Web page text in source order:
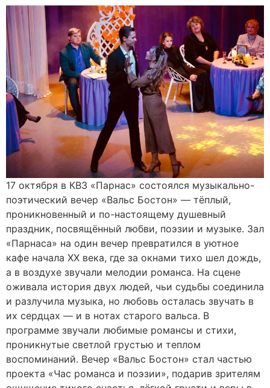
17 октября в КВЗ «Парнас» состоялся музыкально-
поэтический вечер «Вальс Бостон» — тёплый,
проникновенный и по-настоящему душевный
праздник, посвящённый любви, поэзии и музыке. Зал
«Парнаса» на один вечер превратился в уютное
кафе начала XX века, где за окнами тихо шел дождь,
а в воздухе звучали мелодии романса. На сцене
оживала история двух людей, чьи судьбы соединила
и разлучила музыка, но любовь осталась звучать в
их сердцах — и в нотах старого вальса. В
программе звучали любимые романсы и стихи,
проникнутые светлой грустью и теплом
воспоминаний. Вечер «Вальс Бостон» стал частью
проекта «Час романса и поэзии», подарив зрителям